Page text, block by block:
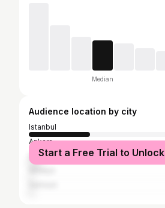
Median
Audience location by city
Istanbul
Ankara
İzmirStart a Free Trial to Unlock